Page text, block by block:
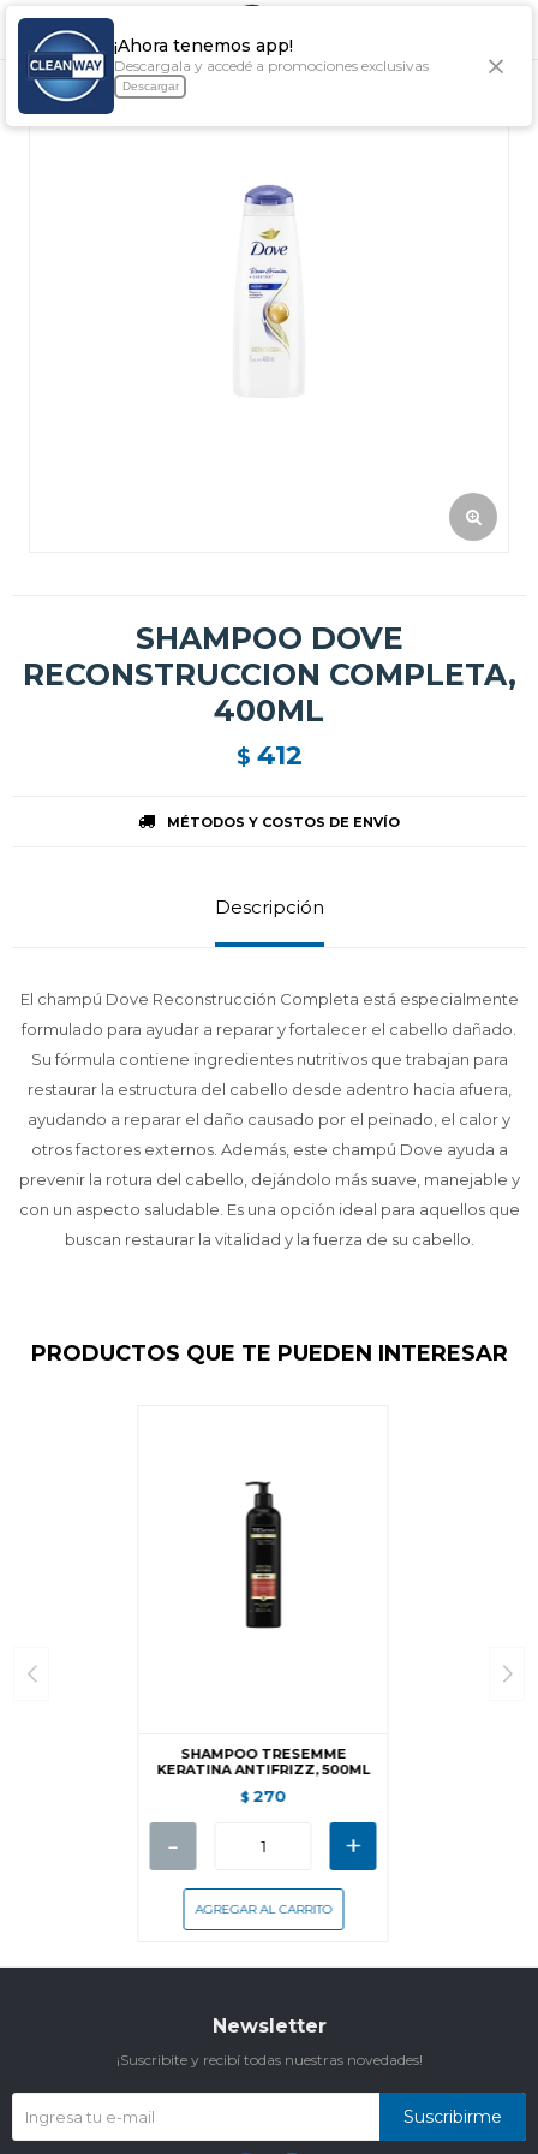
¡Ahora tenemos app!
Descargala y accedé a promociones exclusivas
Descargar

SHAMPOO DOVE
RECONSTRUCCION COMPLETA,
400ML
$ 412
MÉTODOS Y COSTOS DE ENVÍO
Descripción
El champú Dove Reconstrucción Completa está especialmente
formulado para ayudar a reparar y fortalecer el cabello dañado.
Su fórmula contiene ingredientes nutritivos que trabajan para
restaurar la estructura del cabello desde adentro hacia afuera,
ayudando a reparar el daño causado por el peinado, el calor y
otros factores externos. Además, este champú Dove ayuda a
prevenir la rotura del cabello, dejándolo más suave, manejable y
con un aspecto saludable. Es una opción ideal para aquellos que
buscan restaurar la vitalidad y la fuerza de su cabello.
PRODUCTOS QUE TE PUEDEN INTERESAR
SHAMPOO TRESEMME
KERATINA ANTIFRIZZ, 500ML
$ 270
- +
Newsletter
¡Suscribite y recibí todas nuestras novedades!
Suscribirme